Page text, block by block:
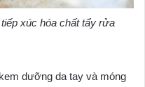
xúc hóa chất tẩy rửa
dưỡng da tay và móng